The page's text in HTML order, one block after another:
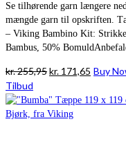
Se tilhørende garn længere
mængde garn til opskriften.
– Viking Bambino Kit:
Bambus, 50%
kr.255,95Den
pris
var:
kr. 171,65 Den
pris
Buy
Tilbud